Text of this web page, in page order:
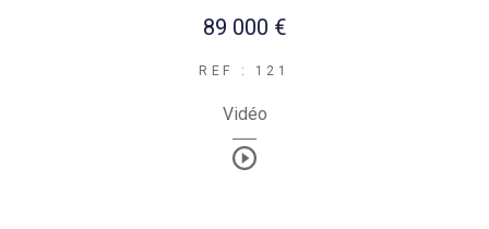
89 000 €
REF : 121
Vidéo